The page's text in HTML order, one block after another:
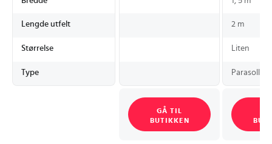
Lengde utfelt 2 m
Størrelse Liten
Type Parasollfot
GÅ TIL
BUTIKKEN